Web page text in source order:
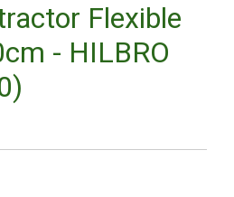
Flexible
- HILBRO